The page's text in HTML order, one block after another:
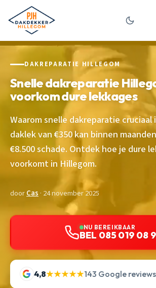
DAKREPARATIE HILLEGOM
Snelle dakreparatie
voorkom dure lekkages
Waarom snelle dakreparatie cruciaal
daklek van €350 kan binnen
€8.500 schade. Ontdek hoe je dure
voorkomt in Hillegom.
doorCas · 24 november 2025
NU BEREIKBAAR
BEL 085 019 08
4,8★★★★★143 Google reviews